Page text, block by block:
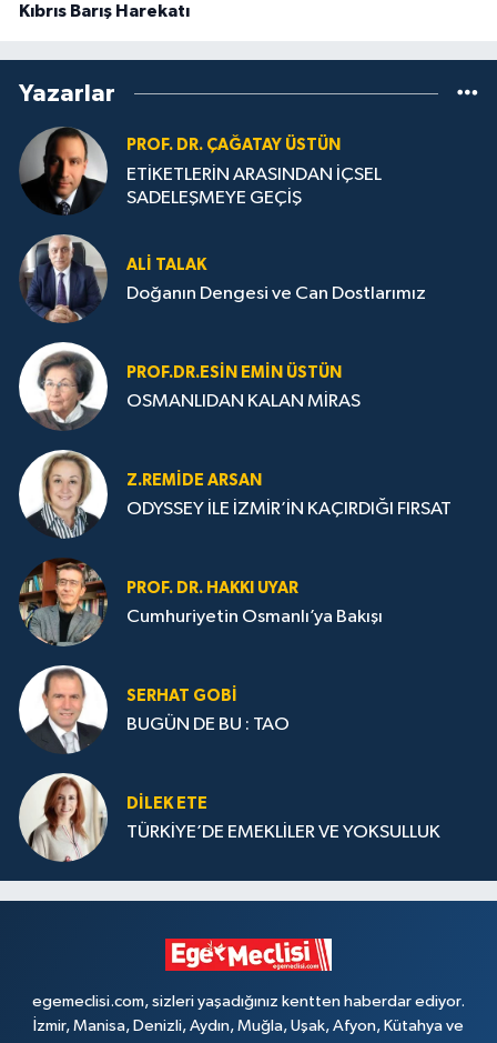
Kıbrıs Barış Harekatı
Yazarlar
PROF. DR. ÇAĞATAY ÜSTÜN
ETİKETLERİN ARASINDAN İÇSEL
SADELEŞMEYE GEÇİŞ
ALI TALAK
Doğanın Dengesi ve Can Dostlarımız
PROF.DR.ESIN EMIN ÜSTÜN
OSMANLIDAN KALAN MİRAS
Z.REMIDE ARSAN
ODYSSEY İLE İZMİR’İN KAÇIRDIĞI FIRSAT
PROF. DR. HAKKI UYAR
Cumhuriyetin Osmanlı’ya Bakışı
SERHAT GOBİ
BUGÜN DE BU : TAO
DILEK ETE
TÜRKİYE’DE EMEKLİLER VE YOKSULLUK
egemeclisi.com, sizleri yaşadığınız kentten haberdar ediyor.
İzmir, Manisa, Denizli, Aydın, Muğla, Uşak, Afyon, Kütahya ve